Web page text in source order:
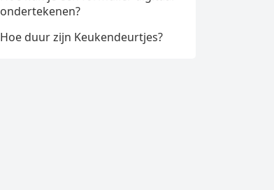
ondertekenen?
Hoe duur zijn Keukendeurtjes?